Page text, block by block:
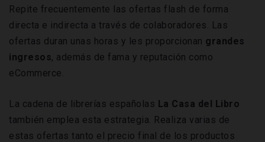
Repite frecuentemente las ofertas flash de forma
directa e indirecta a través de colaboradores. Las
ofertas duran unas horas y les proporcionan grandes
ingresos, además de fama y reputación como
eCommerce.
La cadena de librerías españolas La Casa del Libro
también emplea esta estrategia. Realiza varias de
estas ofertas tanto el precio final de los productos